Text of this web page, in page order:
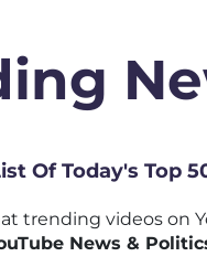
Of Today's Top
trending videos on
News &